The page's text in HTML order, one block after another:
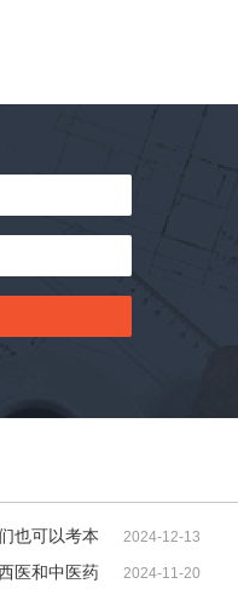
也可以考本 2024-12-13
医和中医药 2024-11-20